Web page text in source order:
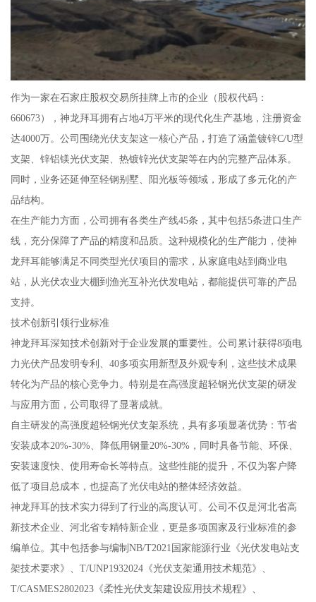
作为一家在石家庄股权交易所挂牌上市的企业（股权代码：
660673），神龙拜耳拥有占地4万平米的现代化生产基地，注册资金
达4000万。公司围绕光伏支架这一核心产品，打造了涵盖镀锌C/U型
支架、锌铝镁光伏支架、热镀锌光伏支架等在内的完整产品体系。
同时，业务还延伸至轻钢别墅、阳光板等领域，形成了多元化的产
品结构。
在生产能力方面，公司拥有各类生产线45条，其中包括5条进口生产
线，充分保障了产品的精度和品质。这种规模化的生产能力，使神
龙拜耳能够满足不同类型光伏项目的需求，从家庭电站到商业电
站，从光伏农业大棚到渔光互补光伏发电站，都能提供可靠的产品
支持。
技术创新引领行业标准
神龙拜耳深知技术创新对于企业发展的重要性。公司累计获得8项电
力光伏产品发明专利、40多项实用新型及外观专利，这些技术成果
转化为产品的核心竞争力。特别是在高强度超轻钢光伏支架的研发
与应用方面，公司取得了显著成就。
自主研发的高强度超轻钢光伏支架系统，具有多项显著优势：节省
安装成本20%-30%、降低用钢量20%-30%，同时具备节能、环保、
安装速度快、使用寿命长等特点。这些性能的提升，不仅为客户降
低了项目总成本，也提高了光伏电站的整体经济效益。
神龙拜耳的技术实力得到了行业的高度认可。公司不仅是河北省高
新技术企业、河北省专精特新企业，更是多项国家及行业标准的参
编单位。其中包括参与编制NB/T2021国家能源行业《光伏发电站支
架技术要求》、T/UNP1932024《光伏支架通用技术规范》、
T/CASMES2802023《柔性光伏支架建设应用技术规程》、